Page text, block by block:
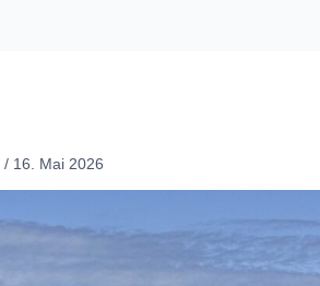
/ 16. Mai 2026